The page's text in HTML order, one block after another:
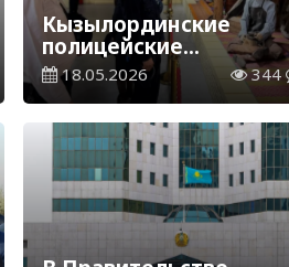
Кызылординские
полицейские
поздравили
музея с праздником
18.05.2026 344